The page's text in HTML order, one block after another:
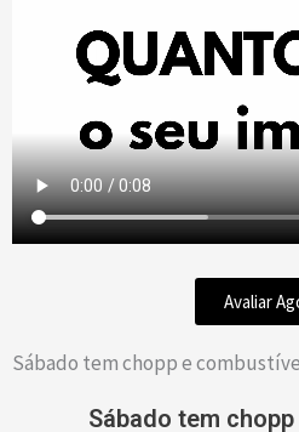
Avaliar
Sábado tem chopp e
Sábado tem